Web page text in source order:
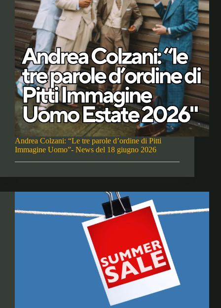
Andrea Colzani: “Le tre parole d’ordine di Pitti
Immagine Uomo”- News del 18 giugno 2026